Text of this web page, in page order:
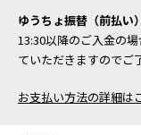
ゆうちょ振替（前払い）
13:30以降のご入金の
ていただきますのでご
お支払い方法の詳細は